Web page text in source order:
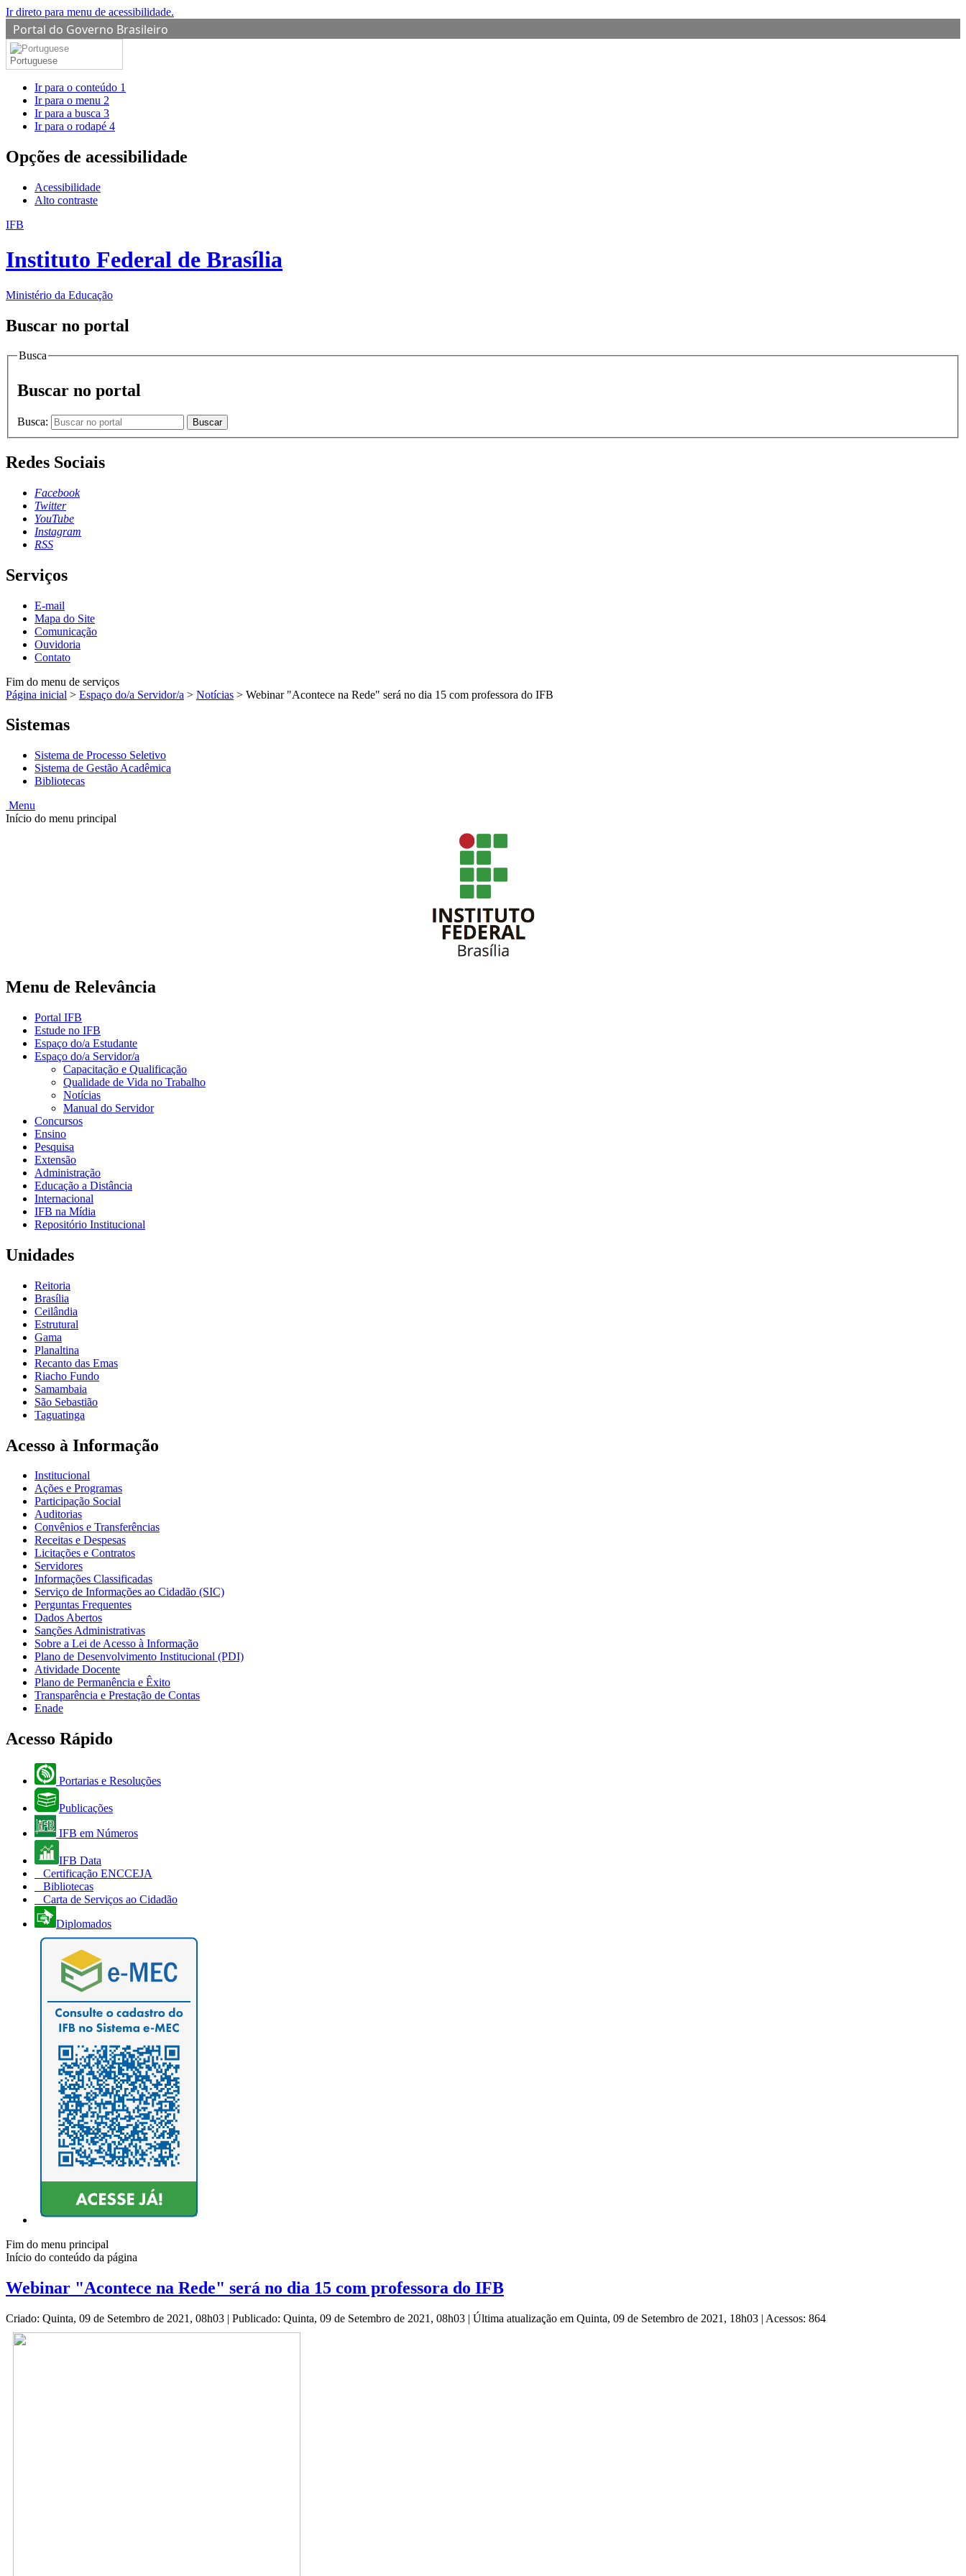
Ir direto para menu de acessibilidade.
Portal do Governo Brasileiro
Portuguese
Ir para o conteúdo 1
Ir para o menu 2
Ir para a busca 3
Ir para o rodapé 4
Opções de acessibilidade
Acessibilidade
Alto contraste
IFB
Instituto Federal de Brasília
Ministério da Educação
Buscar no portal
Busca
Buscar no portal
Busca: Buscar
Redes Sociais
Facebook
Twitter
YouTube
Instagram
RSS
Serviços
E-mail
Mapa do Site
Comunicação
Ouvidoria
Contato
Fim do menu de serviços
Página inicial > Espaço do/a Servidor/a > Notícias > Webinar "Acontece na Rede" será no dia 15 com professora do IFB
Sistemas
Sistema de Processo Seletivo
Sistema de Gestão Acadêmica
Bibliotecas
Menu
Início do menu principal
Menu de Relevância
Portal IFB
Estude no IFB
Espaço do/a Estudante
Espaço do/a Servidor/a
Capacitação e Qualificação
Qualidade de Vida no Trabalho
Notícias
Manual do Servidor
Concursos
Ensino
Pesquisa
Extensão
Administração
Educação a Distância
Internacional
IFB na Mídia
Repositório Institucional
Unidades
Reitoria
Brasília
Ceilândia
Estrutural
Gama
Planaltina
Recanto das Emas
Riacho Fundo
Samambaia
São Sebastião
Taguatinga
Acesso à Informação
Institucional
Ações e Programas
Participação Social
Auditorias
Convênios e Transferências
Receitas e Despesas
Licitações e Contratos
Servidores
Informações Classificadas
Serviço de Informações ao Cidadão (SIC)
Perguntas Frequentes
Dados Abertos
Sanções Administrativas
Sobre a Lei de Acesso à Informação
Plano de Desenvolvimento Institucional (PDI)
Atividade Docente
Plano de Permanência e Êxito
Transparência e Prestação de Contas
Enade
Acesso Rápido
Portarias e Resoluções
Publicações
IFB em Números
IFB Data
Certificação ENCCEJA
Bibliotecas
Carta de Serviços ao Cidadão
Diplomados
Fim do menu principal
Início do conteúdo da página
Webinar "Acontece na Rede" será no dia 15 com professora do IFB
Criado: Quinta, 09 de Setembro de 2021, 08h03 | Publicado: Quinta, 09 de Setembro de 2021, 08h03 | Última atualização em Quinta, 09 de Setembro de 2021, 18h03 | Acessos: 864